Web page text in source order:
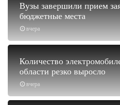
вчера
Вузы завершили прием
бюджетные места
вчера
Количество
области резко выросло